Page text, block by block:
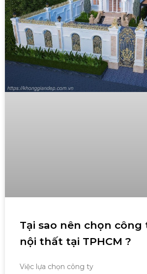
Tại sao nên chọn
nội thất tại TPHCM ?
Việc lựa chọn công ty